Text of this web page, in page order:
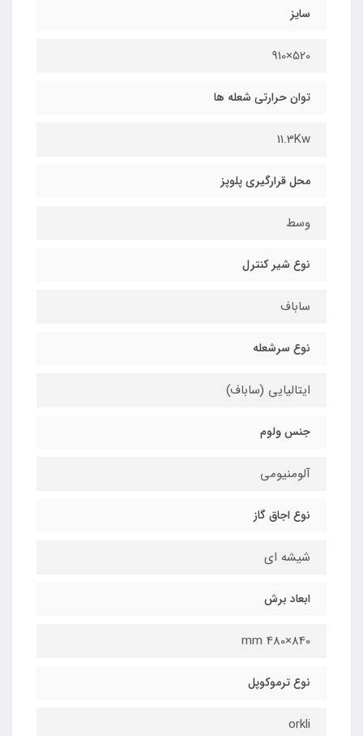
سایز
520×910
توان حرارتی شعله ها
11.3Kw
محل قرارگیري پلوپز
وسط
نوع شیر کنترل
ساباف
نوع سرشعله
ایتالیایی (ساباف)
جنس ولوم
آلومنیومی
نوع اجاق گاز
شیشه اي
ابعاد برش
840×480 mm
نوع ترموکوپل
orkli